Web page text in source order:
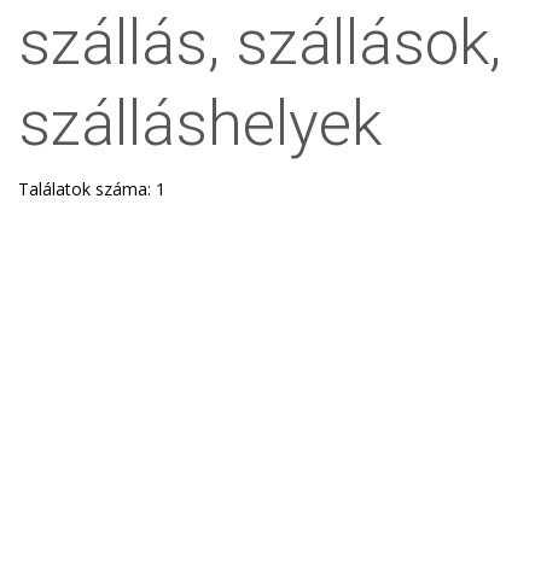
szállás, szállások,
szálláshelyek
Találatok száma: 1